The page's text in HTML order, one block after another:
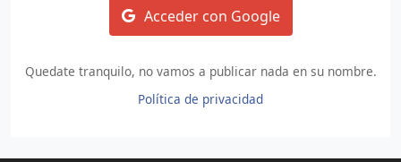
Acceder con Google
Quedate tranquilo, no vamos a publicar nada en su nombre.
Política de privacidad